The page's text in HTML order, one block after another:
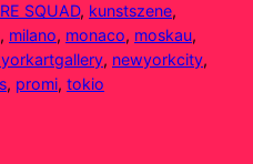
SQUAD, kunstszene
, milano, monaco, moskau
, newyorkcity
, promi, tokio